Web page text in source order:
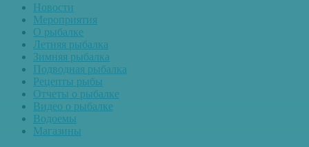
Новости
Мероприятия
О рыбалке
Летняя рыбалка
Зимняя рыбалка
Подводная рыбалка
Рецепты рыбы
Отчеты о рыбалке
Видео о рыбалке
Водоемы
Магазины